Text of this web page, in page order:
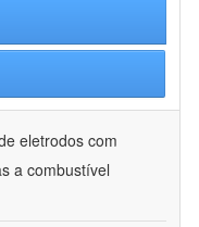
eletrodos com
a combustível